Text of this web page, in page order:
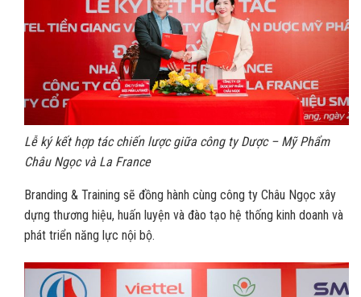
Lễ ký kết hợp tác chiến lược giữa công ty Dược – Mỹ Phẩm
Châu Ngọc và La France
Branding & Training sẽ đồng hành cùng công ty Châu Ngọc xây
dựng thương hiệu, huấn luyện và đào tạo hệ thống kinh doanh và
phát triển năng lực nội bộ.